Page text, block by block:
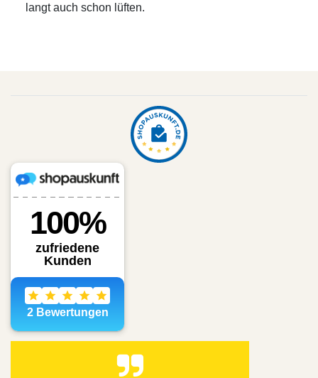
langt auch schon lüften.